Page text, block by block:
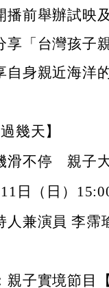
播前舉辦試映
享「台灣孩子
自身親近海洋
幾天】
滑不停 親子
日（日）
人兼演員 李霈
親子實境節目